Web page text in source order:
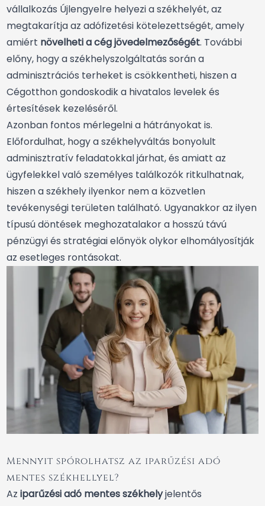
vállalkozás Újlengyelre helyezi a székhelyét, az
megtakarítja az adófizetési kötelezettségét, amely
amiért növelheti a cég jövedelmezőségét. További
előny, hogy a székhelyszolgáltatás során a
adminisztrációs terheket is csökkentheti, hiszen a
Cégotthon gondoskodik a hivatalos levelek és
értesítések kezeléséről.
Azonban fontos mérlegelni a hátrányokat is.
Előfordulhat, hogy a székhelyváltás bonyolult
adminisztratív feladatokkal járhat, és amiatt az
ügyfelekkel való személyes találkozók ritkulhatnak,
hiszen a székhely ilyenkor nem a közvetlen
tevékenységi területen található. Ugyanakkor az ilyen
típusú döntések meghozatalakor a hosszú távú
pénzügyi és stratégiai előnyök olykor elhomályosítják
az esetleges rontásokat.
Mennyit spórolhatsz az iparűzési adó
mentes székhellyel?
Az iparűzési adó mentes székhelyjelentős